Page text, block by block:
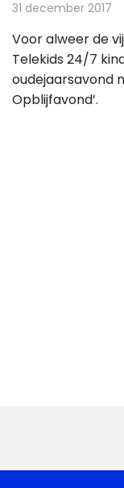
31 december 2017
Voor alweer de
Telekids 24/7
oudejaarsavond
Opblijfavond’.